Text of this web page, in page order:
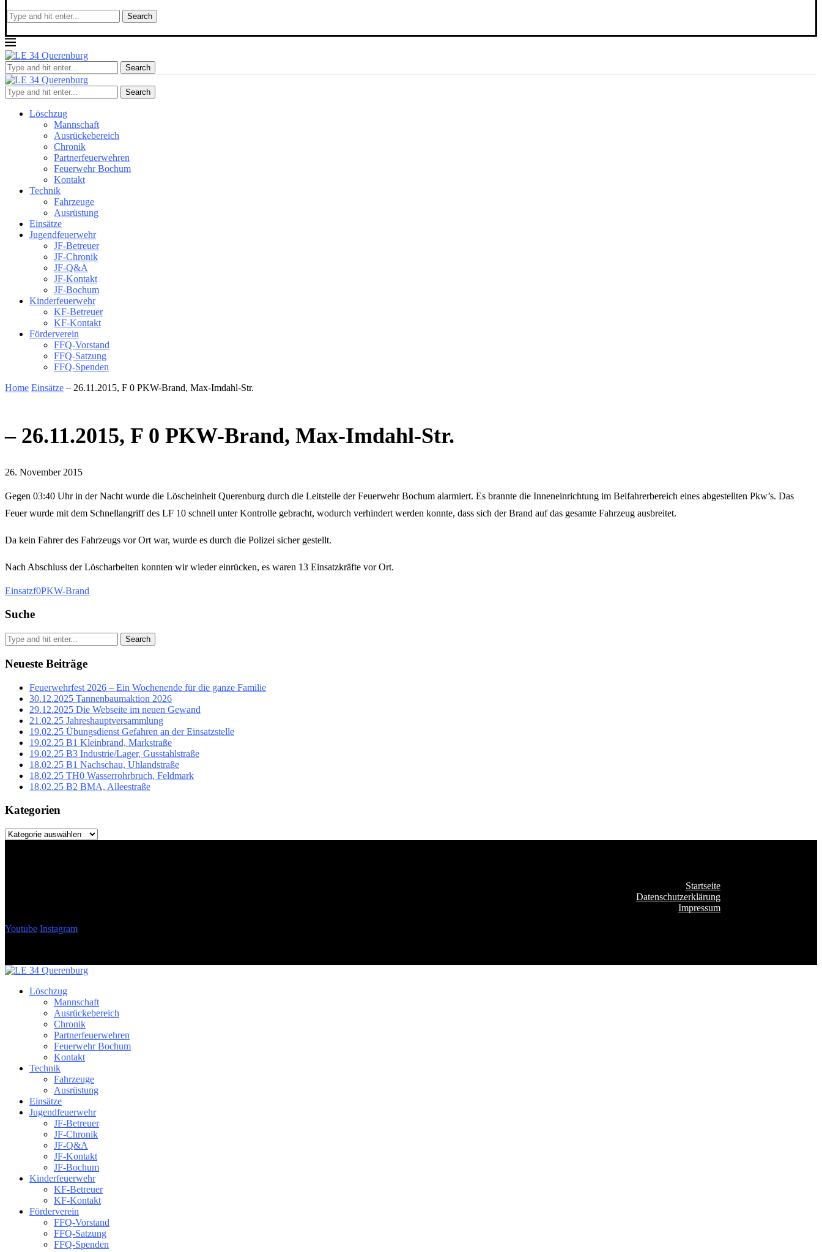
Search
Search
Search
Löschzug
Mannschaft
Ausrückebereich
Chronik
Partnerfeuerwehren
Feuerwehr Bochum
Kontakt
Technik
Fahrzeuge
Ausrüstung
Einsätze
Jugendfeuerwehr
JF-Betreuer
JF-Chronik
JF-Q&A
JF-Kontakt
JF-Bochum
Kinderfeuerwehr
KF-Betreuer
KF-Kontakt
Förderverein
FFQ-Vorstand
FFQ-Satzung
FFQ-Spenden
Home Einsätze – 26.11.2015, F 0 PKW-Brand, Max-Imdahl-Str.
– 26.11.2015, F 0 PKW-Brand, Max-Imdahl-Str.
26. November 2015
Gegen 03:40 Uhr in der Nacht wurde die Löscheinheit Querenburg durch die Leitstelle der Feuerwehr Bochum alarmiert. Es brannte die Inneneinrichtung im Beifahrerbereich eines abgestellten Pkw’s. Das
Feuer wurde mit dem Schnellangriff des LF 10 schnell unter Kontrolle gebracht, wodurch verhindert werden konnte, dass sich der Brand auf das gesamte Fahrzeug ausbreitet.
Da kein Fahrer des Fahrzeugs vor Ort war, wurde es durch die Polizei sicher gestellt.
Nach Abschluss der Löscharbeiten konnten wir wieder einrücken, es waren 13 Einsatzkräfte vor Ort.
Einsatzf0PKW-Brand
Suche
Search
Neueste Beiträge
Feuerwehrfest 2026 – Ein Wochenende für die ganze Familie
30.12.2025 Tannenbaumaktion 2026
29.12.2025 Die Webseite im neuen Gewand
21.02.25 Jahreshauptversammlung
19.02.25 Übungsdienst Gefahren an der Einsatzstelle
19.02.25 B1 Kleinbrand, Markstraße
19.02.25 B3 Industrie/Lager, Gusstahlstraße
18.02.25 B1 Nachschau, Uhlandstraße
18.02.25 TH0 Wasserrohrbruch, Feldmark
18.02.25 B2 BMA, Alleestraße
Kategorien
Kategorien
Startseite
Datenschutzerklärung
Impressum
Youtube Instagram
Löschzug
Mannschaft
Ausrückebereich
Chronik
Partnerfeuerwehren
Feuerwehr Bochum
Kontakt
Technik
Fahrzeuge
Ausrüstung
Einsätze
Jugendfeuerwehr
JF-Betreuer
JF-Chronik
JF-Q&A
JF-Kontakt
JF-Bochum
Kinderfeuerwehr
KF-Betreuer
KF-Kontakt
Förderverein
FFQ-Vorstand
FFQ-Satzung
FFQ-Spenden